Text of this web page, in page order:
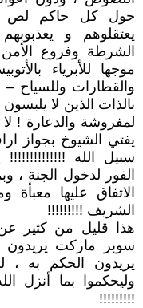
حول كل حاكم لص
يعتقلوهم و
الشرطة وفروع
موجها للأبرياء
والقطارات وللسياح –
بالذات الذين لا
لمفروشة والدعارة !
يفتي الشيوخ بجواز
سبيل الله !!!!!!!!!!!!!!
الفور لدخول الجنة ،
الاتفاق عليها
الشريف !!!!!!!!!
هذا قليل من كثير
سوبر ماركت يريدون
يريدون الحكم به ،
وليحكموا بما أنزل
!!!!!!!!!